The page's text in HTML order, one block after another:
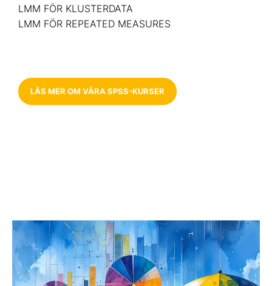
LMM FÖR KLUSTERDATA
LMM FÖR REPEATED MEASURES
LÄS MER OM VÅRA SPSS-KURSER